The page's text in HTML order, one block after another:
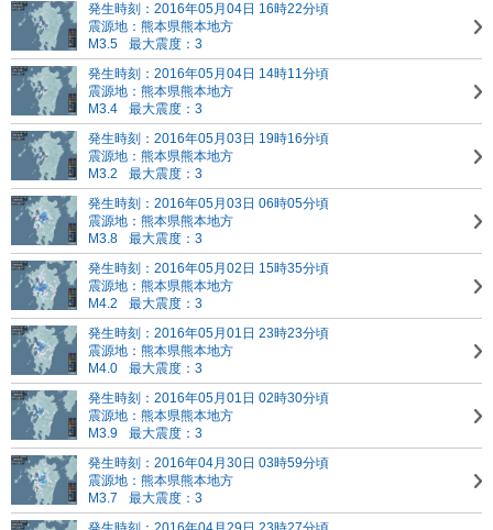
発生時刻：2016年05月04日 16時22分頃
震源地：熊本県熊本地方
M3.5
最大震度：3
発生時刻：2016年05月04日 14時11分頃
震源地：熊本県熊本地方
M3.4
最大震度：3
発生時刻：2016年05月03日 19時16分頃
震源地：熊本県熊本地方
M3.2
最大震度：3
発生時刻：2016年05月03日 06時05分頃
震源地：熊本県熊本地方
M3.8
最大震度：3
発生時刻：2016年05月02日 15時35分頃
震源地：熊本県熊本地方
M4.2
最大震度：3
発生時刻：2016年05月01日 23時23分頃
震源地：熊本県熊本地方
M4.0
最大震度：3
発生時刻：2016年05月01日 02時30分頃
震源地：熊本県熊本地方
M3.9
最大震度：3
発生時刻：2016年04月30日 03時59分頃
震源地：熊本県熊本地方
M3.7
最大震度：3